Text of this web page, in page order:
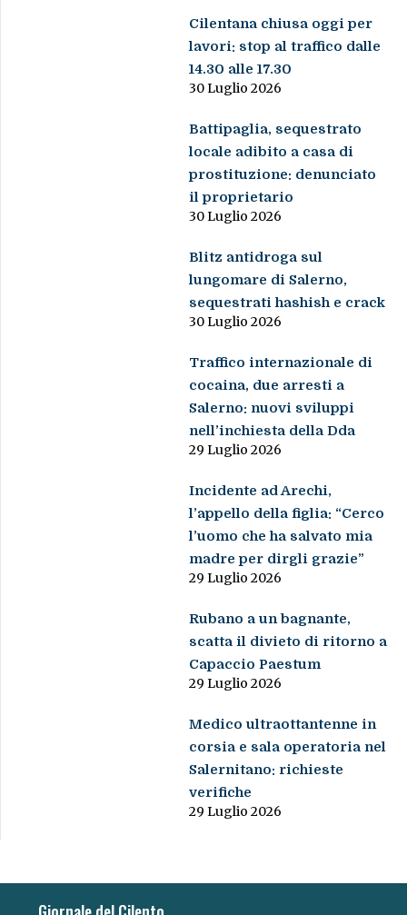
Cilentana chiusa oggi per
lavori: stop al traffico dalle
14.30 alle 17.30
30 Luglio 2026
Battipaglia, sequestrato
locale adibito a casa di
prostituzione: denunciato
il proprietario
30 Luglio 2026
Blitz antidroga sul
lungomare di Salerno,
sequestrati hashish e crack
30 Luglio 2026
Traffico internazionale di
cocaina, due arresti a
Salerno: nuovi sviluppi
nell’inchiesta della Dda
29 Luglio 2026
Incidente ad Arechi,
l’appello della figlia: “Cerco
l’uomo che ha salvato mia
madre per dirgli grazie”
29 Luglio 2026
Rubano a un bagnante,
scatta il divieto di ritorno a
Capaccio Paestum
29 Luglio 2026
Medico ultraottantenne in
corsia e sala operatoria nel
Salernitano: richieste
verifiche
29 Luglio 2026